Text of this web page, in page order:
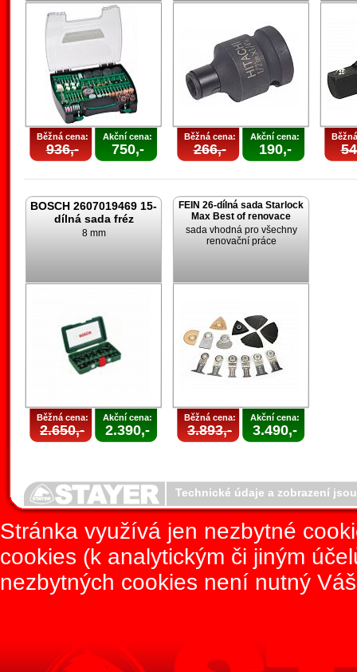
Běžná cena:
936,-
Akční cena:
750,-
Běžná cena:
266,-
Akční cena:
190,-
BOSCH 2607019469 15-
dílná sada fréz
8 mm
Běžná cena:
2.650,-
Akční cena:
2.390,-
FEIN 26-dílná sada Starlock
Max Best of renovace
sada vhodná pro všechny
renovační práce
Běžná cena:
3.893,-
Akční cena:
3.490,-
Technické údaje a zobrazení
Stránka využívá jen nezbytné
cookies (k analytickým či jiným
nezbytných cookies není nutný